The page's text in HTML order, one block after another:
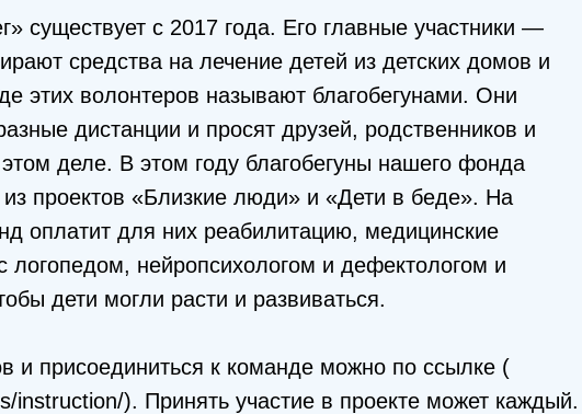
существует с 2017 года. Его главные участники —
средства на лечение детей из детских домов и
этих волонтеров называют благобегунами. Они
дистанции и просят друзей, родственников и
деле. В этом году благобегуны нашего фонда
проектов «Близкие люди» и «Дети в беде». На
оплатит для них реабилитацию, медицинские
логопедом, нейропсихологом и дефектологом и
дети могли расти и развиваться.
и присоединиться к команде можно по ссылке (
instruction/). Принять участие в проекте может каждый.